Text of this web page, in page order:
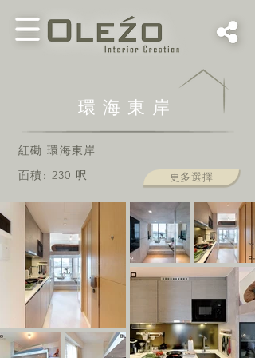
環海東岸
紅磡 環海東岸
面積: 230 呎
更多選擇